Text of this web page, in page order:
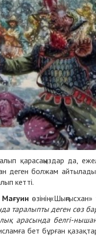
қарасаңыздар да,
деген болжам
кетті.
өзінің
таралыпты деген сөз
арасында белгі-
бет бұрған